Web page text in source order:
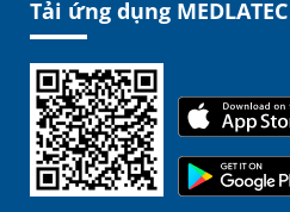
Tải ứng dụng MEDLATEC